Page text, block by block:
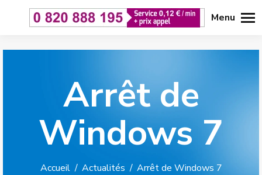
Menu
Arrêt de
Windows 7
Vous êtes ici :
Accueil Actualités Arrêt de Windows 7